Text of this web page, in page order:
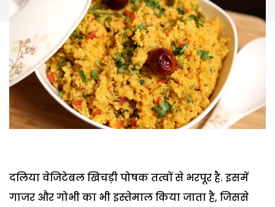
दलिया वेजिटेबल खिचड़ी पोषक तत्वों से भरपूर है. इसमें
गाजर और गोभी का भी इस्तेमाल किया जाता है, जिससे